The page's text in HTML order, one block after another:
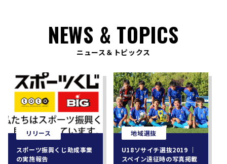
NEWS & TOPICS
ニュース＆トピックス
リリース
スポーツ振興くじ助成事業
の実施報告
地域選抜
U18ソサイチ選抜2019 ｜
スペイン遠征時の写真掲載